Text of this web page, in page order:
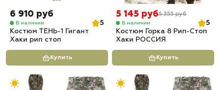
6 910 руб
В наличии
5
Костюм ТЕНЬ-1 Гигант
Хаки рип стоп
Купить
5 145 руб5 355 руб
В наличии
5
Костюм Горка 8 Рип-Стоп
Хаки РОССИЯ
Купить